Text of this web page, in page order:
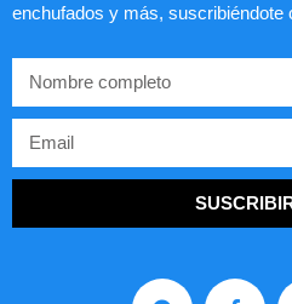
enchufados y más, suscribiéndote